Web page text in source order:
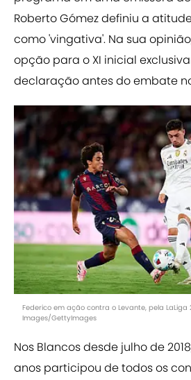
Roberto Gómez definiu a
como 'vingativa'. Na sua
opção para o XI inicial
declaração antes do embate
Federico em ação contra o Levante, pela
Images/GettyImages
Nos Blancos desde julho de
anos participou de todos os